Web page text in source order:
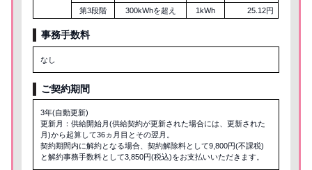
第3段階 300kWhを超え 1kWh 25.12円
事務手数料
なし
ご契約期間
3年(自動更新)
更新月：供給開始月(供給契約が更新された場合には、更新された
月)から起算して36ヵ月目とその翌月。
契約期間内に解約となる場合、契約解除料として9,800円(不課税)
と解約事務手数料として3,850円(税込)をお支払いいただきます。